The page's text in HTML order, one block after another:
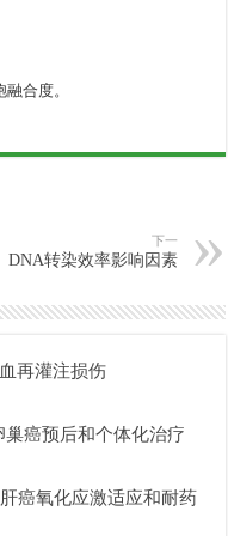
合度。
下一
DNA转染效率影响因素
再灌注损伤
癌预后和个体化治疗
癌氧化应激适应和耐药